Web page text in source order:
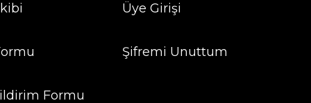
Formu
Üye Girişi
Şifremi Unuttum